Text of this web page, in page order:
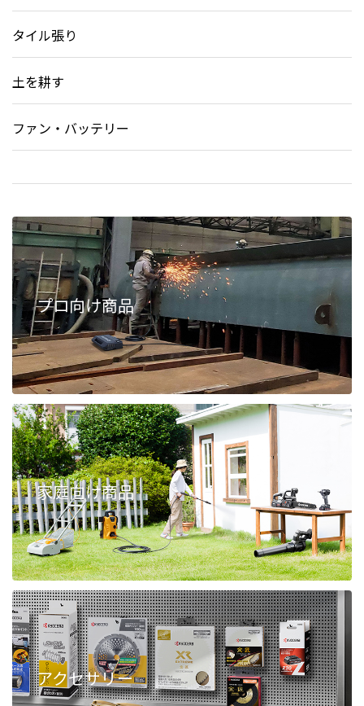
タイル張り
土を耕す
ファン・バッテリー
プロ向け商品
家庭向け商品
アクセサリー